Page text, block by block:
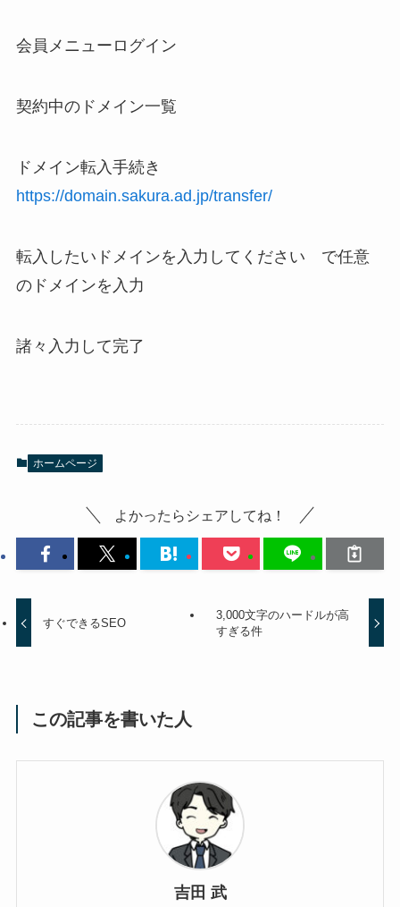
会員メニューログイン
契約中のドメイン一覧
ドメイン転入手続き
https://domain.sakura.ad.jp/transfer/
転入したいドメインを入力してください で任意
のドメインを入力
諸々入力して完了
ホームページ
よかったらシェアしてね！
すぐできるSEO
3,000文字のハードルが高
すぎる件
この記事を書いた人
吉田 武